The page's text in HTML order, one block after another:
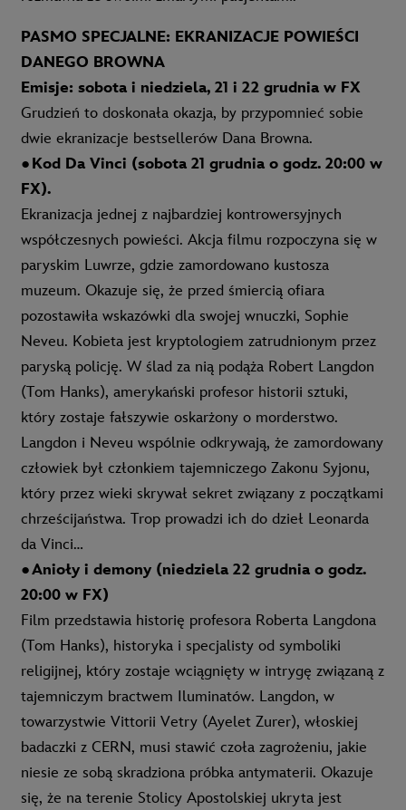
PASMO SPECJALNE: EKRANIZACJE POWIEŚCI
DANEGO BROWNA
Emisje: sobota i niedziela, 21 i 22 grudnia w FX
Grudzień to doskonała okazja, by przypomnieć sobie
dwie ekranizacje bestsellerów Dana Browna.
● Kod Da Vinci (sobota 21 grudnia o godz. 20:00 w
FX).
Ekranizacja jednej z najbardziej kontrowersyjnych
współczesnych powieści. Akcja filmu rozpoczyna się w
paryskim Luwrze, gdzie zamordowano kustosza
muzeum. Okazuje się, że przed śmiercią ofiara
pozostawiła wskazówki dla swojej wnuczki, Sophie
Neveu. Kobieta jest kryptologiem zatrudnionym przez
paryską policję. W ślad za nią podąża Robert Langdon
(Tom Hanks), amerykański profesor historii sztuki,
który zostaje fałszywie oskarżony o morderstwo.
Langdon i Neveu wspólnie odkrywają, że zamordowany
człowiek był członkiem tajemniczego Zakonu Syjonu,
który przez wieki skrywał sekret związany z początkami
chrześcijaństwa. Trop prowadzi ich do dzieł Leonarda
da Vinci…
●Anioły i demony (niedziela 22 grudnia o godz.
20:00 w FX)
Film przedstawia historię profesora Roberta Langdona
(Tom Hanks), historyka i specjalisty od symboliki
religijnej, który zostaje wciągnięty w intrygę związaną z
tajemniczym bractwem Iluminatów. Langdon, w
towarzystwie Vittorii Vetry (Ayelet Zurer), włoskiej
badaczki z CERN, musi stawić czoła zagrożeniu, jakie
niesie ze sobą skradziona próbka antymaterii. Okazuje
się, że na terenie Stolicy Apostolskiej ukryta jest